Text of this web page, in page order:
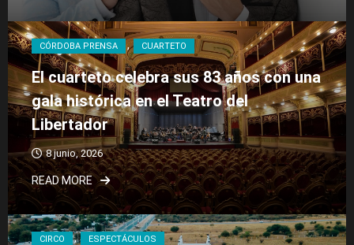
CÓRDOBA PRENSA CUARTETO
El cuarteto celebra sus 83 años con una
gala histórica en el Teatro del
Libertador
8 junio, 2026
READ MORE
CIRCO ESPECTÁCULOS